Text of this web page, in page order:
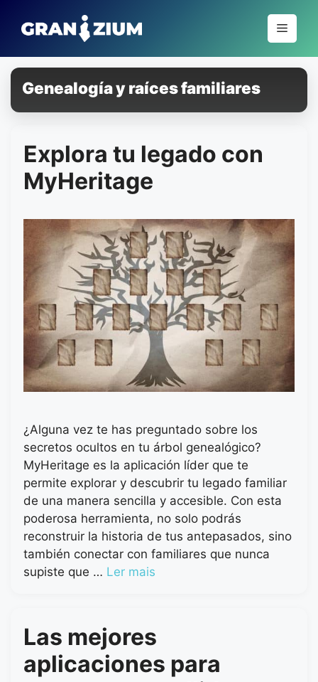
para
conteúdo
Menu
Genealogía y raíces familiares
Explora tu legado con
MyHeritage
¿Alguna vez te has preguntado sobre los
secretos ocultos en tu árbol genealógico?
MyHeritage es la aplicación líder que te
permite explorar y descubrir tu legado familiar
de una manera sencilla y accesible. Con esta
poderosa herramienta, no solo podrás
reconstruir la historia de tus antepasados, sino
también conectar con familiares que nunca
supiste que … Ler mais
Las mejores
aplicaciones para